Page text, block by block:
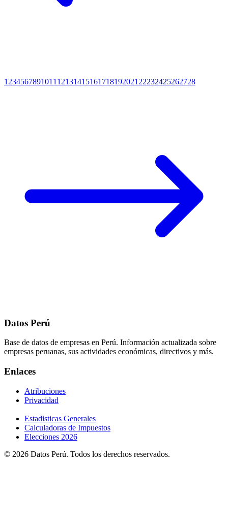
1 234567891011 12131415161718192021 22232425262728
Datos Perú
Base de datos de empresas en Perú. Información actualizada sobre
empresas peruanas, sus actividades económicas, directivos y más.
Enlaces
Atribuciones
Privacidad
Estadisticas Generales
Calculadoras de Impuestos
Elecciones 2026
© 2026 Datos Perú. Todos los derechos reservados.